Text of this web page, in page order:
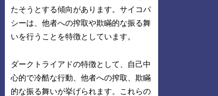
たそうとする傾向があります。サイコパ
シーは、他者への搾取や欺瞞的な振る舞
いを行うことを特徴としています。
ダークトライアドの特徴として、自己中
心的で冷酷な行動、他者への搾取、欺瞞
的な振る舞いが挙げられます。これらの